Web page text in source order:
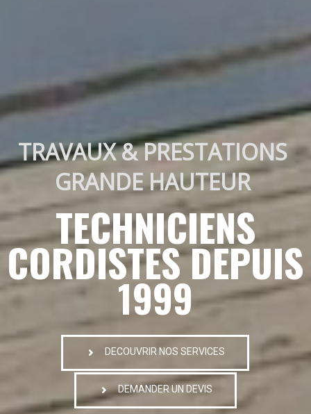
TRAVAUX & PRESTATIONS
GRANDE HAUTEUR
TECHNICIENS
CORDISTES DEPUIS
1999
DECOUVRIR NOS SERVICES
DEMANDER UN DEVIS